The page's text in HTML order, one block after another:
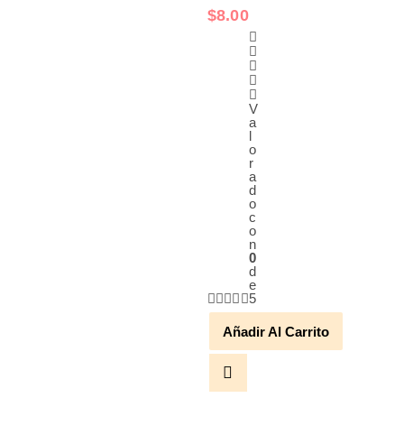
$8.00
V
a
l
o
r
a
d
o
c
o
n
0
d
e
5
Añadir Al Carrito